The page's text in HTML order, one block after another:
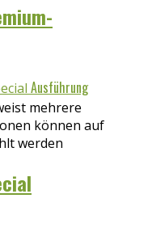
Ausführung
mehrere
können auf
werden